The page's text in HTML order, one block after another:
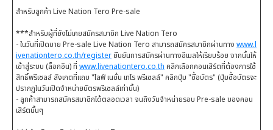
สำหรับลูกค้า Live Nation Tero Pre-sale
***สำหรับผู้ที่ยังไม่เคยสมัครสมาชิก Live Nation Tero
- ในวันที่เปิดขาย Pre-sale Live Nation Tero สามารถสมัครสมาชิกผ่านทาง www.l
ivenationtero.co.th/register ยืนยันการสมัครผ่านทางอีเมลให้เรียบร้อย จากนั้นให้
เข้าสู่ระบบ (ล็อกอิน) ที่ www.livenationtero.co.th คลิกเลือกคอนเสิร์ตที่ต้องการใช้
สิทธิ์พรีเซลล์ สังเกตที่แถบ "ไลฟ์ เนชั่น เทโร พรีเซลล์" คลิกปุ่ม "ซื้อบัตร" (ปุ่มซื้อบัตรจะ
ปรากฏในวันเปิดจำหน่ายบัตรพรีเซลล์เท่านั้น)
- ลูกค้าสามารถสมัครสมาชิกได้ตลอดเวลา จนถึงวันจำหน่ายรอบ Pre-sale ของคอน
เสิร์ตนั้นๆ